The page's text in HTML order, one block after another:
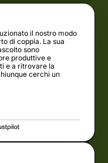
il nostro modo
di coppia. La sua
sono
produttive e
e a ritrovare la
cerchi un